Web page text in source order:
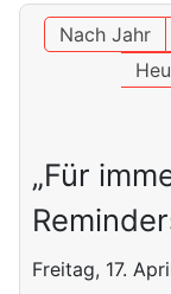
Nach Jahr
„Für
Freitag, 17.